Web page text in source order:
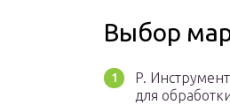
Выбор
P.
для